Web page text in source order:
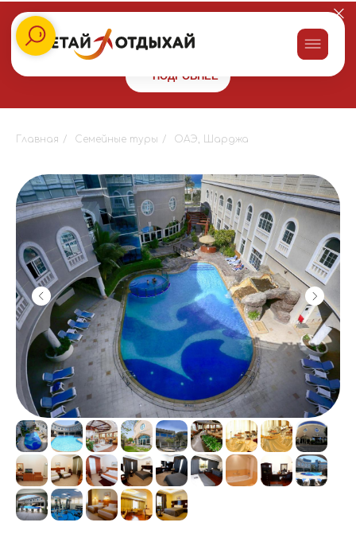
Заказывайте пироги для праздника со скидкой 10% в сети
пекарен"Машенькины пироги" и получайте бонус 10000 на
путешествие!
ПОДРОБНЕЕ
Главная / Семейные туры / ОАЭ, Шарджа